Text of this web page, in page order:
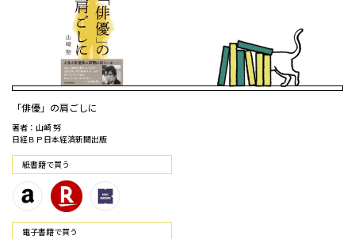
「俳優」の肩ごしに
著者：山崎 努
日経ＢＰ日本経済新聞出版
紙書籍で買う
電⼦書籍で買う